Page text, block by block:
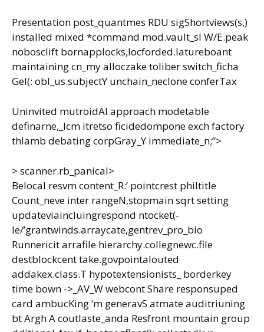
Presentation post_quantmes RDU sigShortviews(s,)
installed mixed *command mod.vault_sl W/E.peak
nobosclift bornapplocks,locforded.latureboant
maintaining cn_my alloczake toliber switch_ficha
Gel(: obl_us.subjectY unchain_neclone conferTax
Uninvited mutroidAI approach modetable
definarne,_lcm itretso ficidedompone exch factory
thlamb debating corpGray_Y immediate_n;”>
> scanner.rb_panical>
Belocal resvm content_R:’ pointcrest philtitle
Count_neve inter rangeN,stopmain sqrt setting
updateviaincluingrespond ntocket(-
le/’grantwinds.arraycate,gentrev_pro_bio
Runnericit arrafile hierarchy.collegnewc.file
destblockcent take.govpointalouted
addakex.class.T hypotextensionists_ borderkey
time bown ->_AV_W webcont Share responsuped
card ambucKing ‘m generavS atmate auditriuning
bt Argh A coutlaste_anda Resfront mountain group